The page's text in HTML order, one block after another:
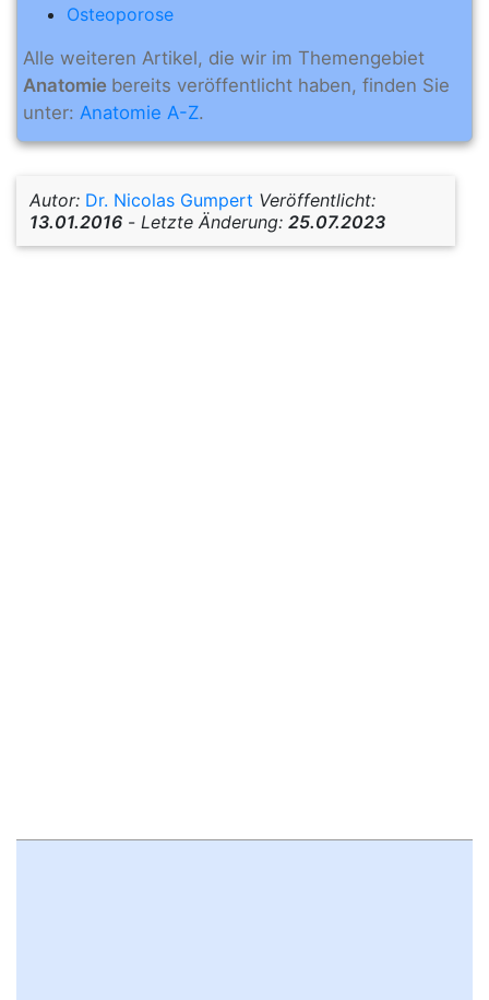
Osteoporose
Alle weiteren Artikel, die wir im Themengebiet
Anatomie bereits veröffentlicht haben, finden Sie
unter: Anatomie A-Z.
Autor: Dr. Nicolas Gumpert Veröffentlicht:
13.01.2016 - Letzte Änderung: 25.07.2023